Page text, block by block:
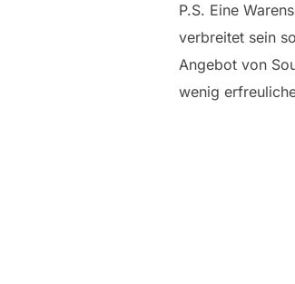
P.S. Eine
verbreitet sein
Angebot von
wenig